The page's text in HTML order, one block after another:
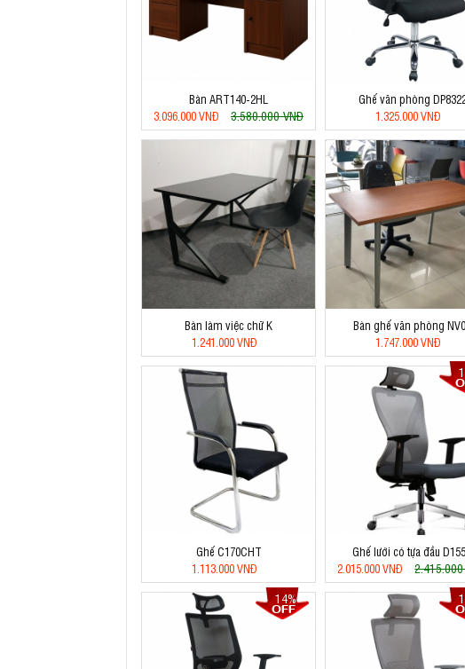
Bàn ART140-2HL
3.096.000 VNĐ
3.580.000 VNĐ
Ghế văn phòng
1.325.000 VNĐ
Bàn làm việc chữ K
1.241.000 VNĐ
Bàn ghế văn phòng
1.747.000 VNĐ
Ghế C170CHT
1.113.000 VNĐ
Ghế lưới có tựa đầu
2.015.000 VNĐ
14%